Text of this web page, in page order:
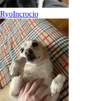
RyoIncrocio